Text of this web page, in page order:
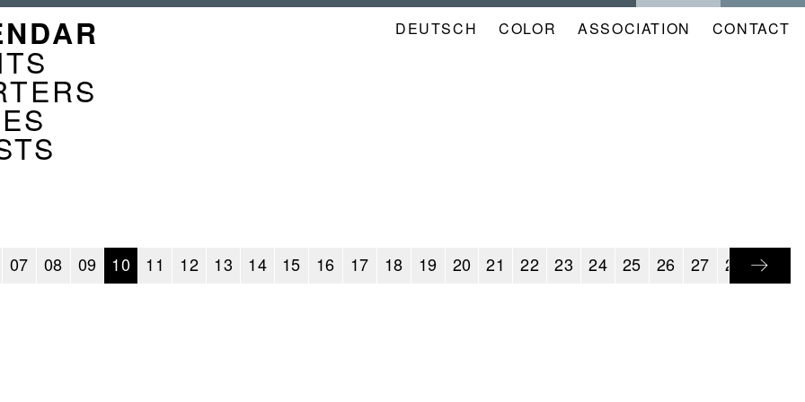
DEUTSCH COLOR NAVIGATION
ASSOCIATION CONTACT
07 08 09 10 11 12 13 14 15 16 17 18 19 20 21 22 23 24 25 26 27 28 29